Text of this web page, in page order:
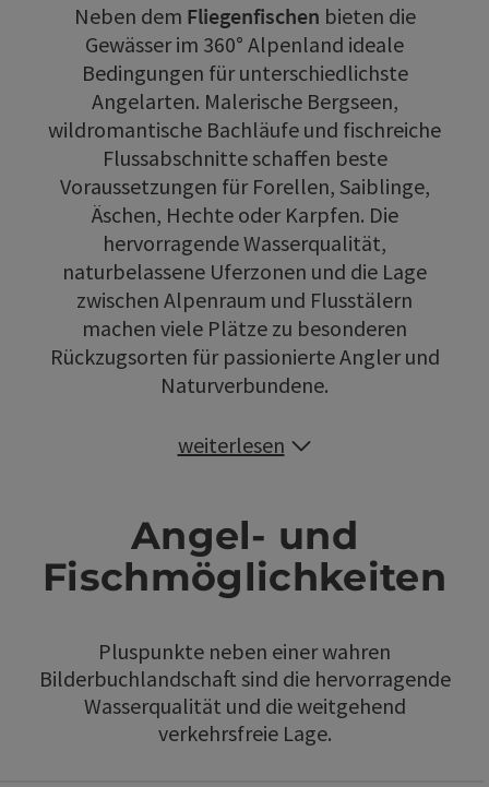
Neben dem Fliegenfischen bieten die
Gewässer im 360° Alpenland ideale
Bedingungen für unterschiedlichste
Angelarten. Malerische Bergseen,
wildromantische Bachläufe und fischreiche
Flussabschnitte schaffen beste
Voraussetzungen für Forellen, Saiblinge,
Äschen, Hechte oder Karpfen. Die
hervorragende Wasserqualität,
naturbelassene Uferzonen und die Lage
zwischen Alpenraum und Flusstälern
machen viele Plätze zu besonderen
Rückzugsorten für passionierte Angler und
Naturverbundene.
weiterlesen
Angel- und
Fischmöglichkeiten
Pluspunkte neben einer wahren
Bilderbuchlandschaft sind die hervorragende
Wasserqualität und die weitgehend
verkehrsfreie Lage.